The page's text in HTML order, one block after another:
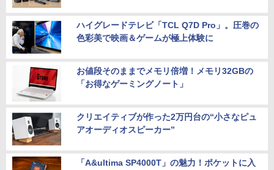
ハイグレードテレビ「TCL Q7D Pro」。圧巻の
色彩美で映画＆ゲームが極上体験に
お値段そのままでメモリ倍増！メモリ32GBの
「お得なゲーミングノート」
クリエイティブが作った2万円台の“小さなピュ
アオーディオスピーカー”
「A&ultima SP4000T」の魅力！ポケットに入